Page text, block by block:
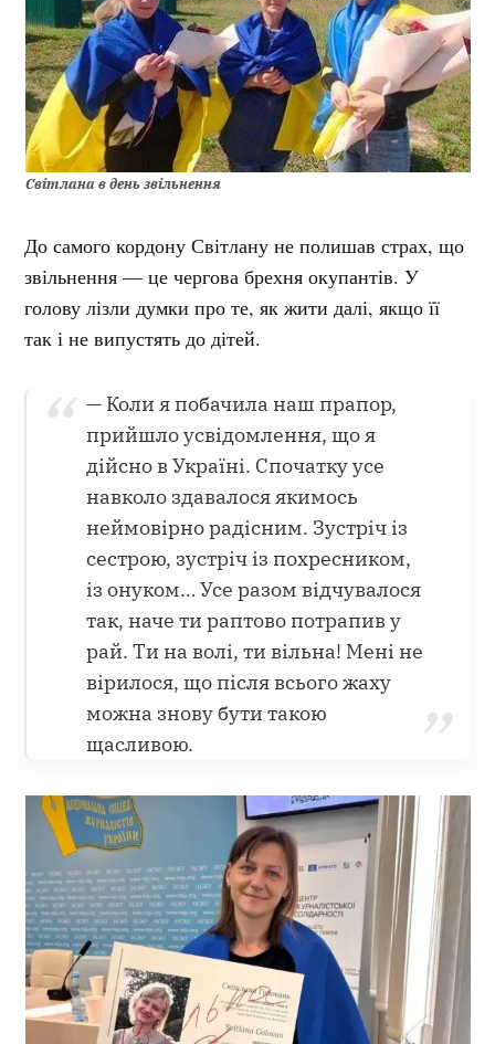
Світлана в день звільнення
До самого кордону Світлану не полишав страх, що
звільнення — це чергова брехня окупантів. У
голову лізли думки про те, як жити далі, якщо її
так і не випустять до дітей.
— Коли я побачила наш прапор,
прийшло усвідомлення, що я
дійсно в Україні. Спочатку усе
навколо здавалося якимось
неймовірно радісним. Зустріч із
сестрою, зустріч із похресником,
із онуком… Усе разом відчувалося
так, наче ти раптово потрапив у
рай. Ти на волі, ти вільна! Мені не
вірилося, що після всього жаху
можна знову бути такою
щасливою.